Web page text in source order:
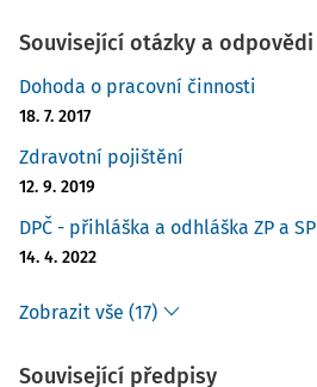
Související otázky a odpovědi
Dohoda o pracovní činnosti
18. 7. 2017
Zdravotní pojištění
12. 9. 2019
DPČ - přihláška a odhláška ZP a SP
14. 4. 2022
Zobrazit vše (17)
Související předpisy